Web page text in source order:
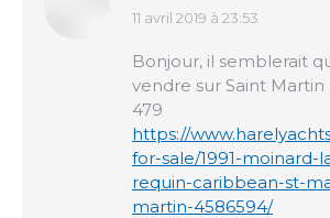
dit
11 avril 2019 à 23:53
Bonjour, il semblerait
vendre sur Saint Martin
479
https://
for-sale/1991-moinard-
requin-caribbean-st-
martin-4586594/